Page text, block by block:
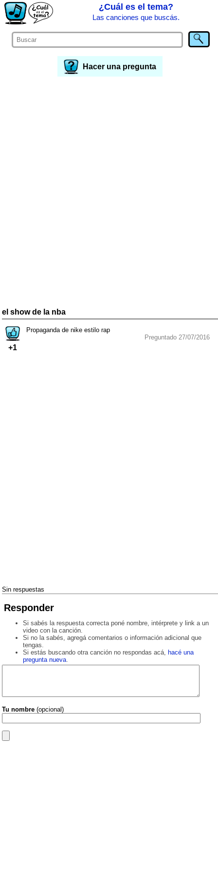
¿Cuál es el tema?
Las canciones que buscás.
Hacer una pregunta
el show de la nba
+1
Propaganda de nike estilo rap
Preguntado 27/07/2016
Sin respuestas
Responder
Si sabés la respuesta correcta poné nombre, intérprete y link a un
video con la canción.
Si no la sabés, agregá comentarios o información adicional que
tengas.
Si estás buscando otra canción no respondas acá, hacé una
pregunta nueva.
Tu nombre (opcional)